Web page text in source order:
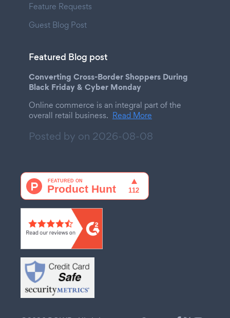
Feature Requests
Guest Blog Post
Featured Blog post
Converting Cross-Border Shoppers During
Black Friday & Cyber Monday
Online commerce is an integral part of the
overall retail business. Read More
Posted by on 2026-08-08